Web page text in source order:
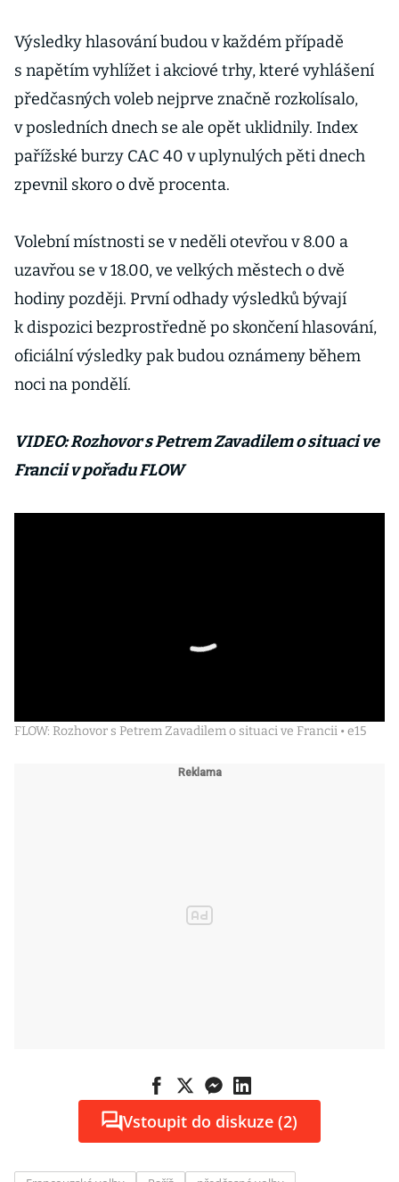
Výsledky hlasování budou v každém případě
s napětím vyhlížet i akciové trhy, které vyhlášení
předčasných voleb nejprve značně rozkolísalo,
v posledních dnech se ale opět uklidnily. Index
pařížské burzy CAC 40 v uplynulých pěti dnech
zpevnil skoro o dvě procenta.
Volební místnosti se v neděli otevřou v 8.00 a
uzavřou se v 18.00, ve velkých městech o dvě
hodiny později. První odhady výsledků bývají
k dispozici bezprostředně po skončení hlasování,
oficiální výsledky pak budou oznámeny během
noci na pondělí.
VIDEO: Rozhovor s Petrem Zavadilem o situaci ve
Francii v pořadu FLOW
FLOW: Rozhovor s Petrem Zavadilem o situaci ve Francii • e15
Vstoupit do diskuze (2)